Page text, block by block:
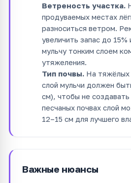
Ветреность участка.
продуваемых местах
разноситься ветром.
увеличить запас до 15%
мульчу тонким слоем
утяжеления.
Тип почвы. На тяжёлых
слой мульчи должен
см), чтобы не создавать
песчаных почвах слой
12–15 см для лучшего
Важные нюансы